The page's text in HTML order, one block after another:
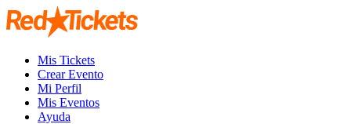
Mis Tickets
Crear Evento
Mi Perfil
Mis Eventos
Ayuda